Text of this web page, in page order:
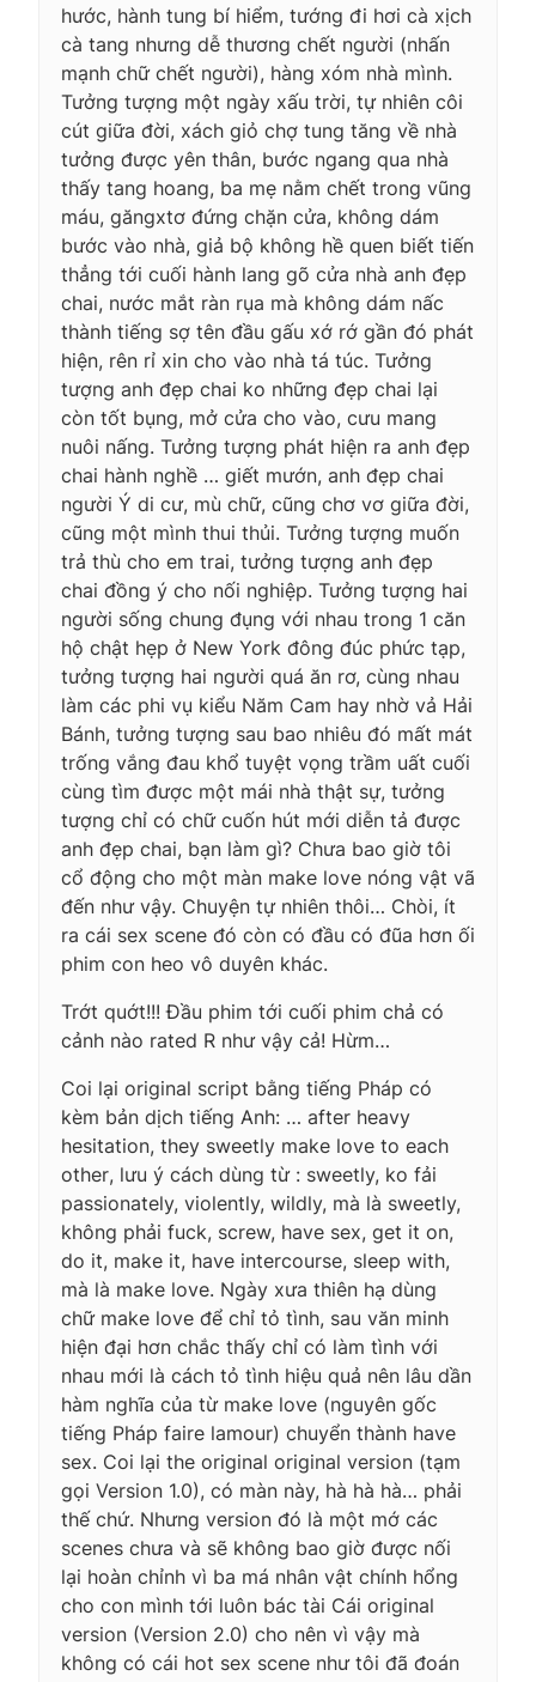
hước, hành tung bí hiểm, tướng đi hơi cà xịch
cà tang nhưng dễ thương chết người (nhấn
mạnh chữ chết người), hàng xóm nhà mình.
Tưởng tượng một ngày xấu trời, tự nhiên côi
cút giữa đời, xách giỏ chợ tung tăng về nhà
tưởng được yên thân, bước ngang qua nhà
thấy tang hoang, ba mẹ nằm chết trong vũng
máu, găngxtơ đứng chặn cửa, không dám
bước vào nhà, giả bộ không hề quen biết tiến
thẳng tới cuối hành lang gõ cửa nhà anh đẹp
chai, nước mắt ràn rụa mà không dám nấc
thành tiếng sợ tên đầu gấu xớ rớ gần đó phát
hiện, rên rỉ xin cho vào nhà tá túc. Tưởng
tượng anh đẹp chai ko những đẹp chai lại
còn tốt bụng, mở cửa cho vào, cưu mang
nuôi nấng. Tưởng tượng phát hiện ra anh đẹp
chai hành nghề … giết mướn, anh đẹp chai
người Ý di cư, mù chữ, cũng chơ vơ giữa đời,
cũng một mình thui thủi. Tưởng tượng muốn
trả thù cho em trai, tưởng tượng anh đẹp
chai đồng ý cho nối nghiệp. Tưởng tượng hai
người sống chung đụng với nhau trong 1 căn
hộ chật hẹp ở New York đông đúc phức tạp,
tưởng tượng hai người quá ăn rơ, cùng nhau
làm các phi vụ kiểu Năm Cam hay nhờ vả Hải
Bánh, tưởng tượng sau bao nhiêu đó mất mát
trống vắng đau khổ tuyệt vọng trầm uất cuối
cùng tìm được một mái nhà thật sự, tưởng
tượng chỉ có chữ cuốn hút mới diễn tả được
anh đẹp chai, bạn làm gì? Chưa bao giờ tôi
cổ động cho một màn make love nóng vật vã
đến như vậy. Chuyện tự nhiên thôi… Chòi, ít
ra cái sex scene đó còn có đầu có đũa hơn ối
phim con heo vô duyên khác.
Trớt quớt!!! Đầu phim tới cuối phim chả có
cảnh nào rated R như vậy cả! Hừm…
Coi lại original script bằng tiếng Pháp có
kèm bản dịch tiếng Anh: … after heavy
hesitation, they sweetly make love to each
other, lưu ý cách dùng từ : sweetly, ko fải
passionately, violently, wildly, mà là sweetly,
không phải fuck, screw, have sex, get it on,
do it, make it, have intercourse, sleep with,
mà là make love. Ngày xưa thiên hạ dùng
chữ make love để chỉ tỏ tình, sau văn minh
hiện đại hơn chắc thấy chỉ có làm tình với
nhau mới là cách tỏ tình hiệu quả nên lâu dần
hàm nghĩa của từ make love (nguyên gốc
tiếng Pháp faire lamour) chuyển thành have
sex. Coi lại the original original version (tạm
gọi Version 1.0), có màn này, hà hà hà… phải
thế chứ. Nhưng version đó là một mớ các
scenes chưa và sẽ không bao giờ được nối
lại hoàn chỉnh vì ba má nhân vật chính hổng
cho con mình tới luôn bác tài Cái original
version (Version 2.0) cho nên vì vậy mà
không có cái hot sex scene như tôi đã đoán